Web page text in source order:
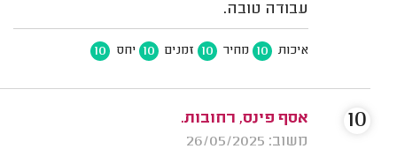
עבודה טובה.
איכות 10 מחיר 10 זמנים 10 יחס 10
אסף פינס, רחובות.
משוב: 26/05/2025
10